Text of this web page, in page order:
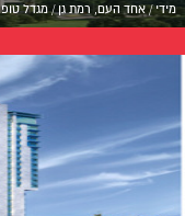
מידי / אחד העם, רמת גן / מגדל טופ